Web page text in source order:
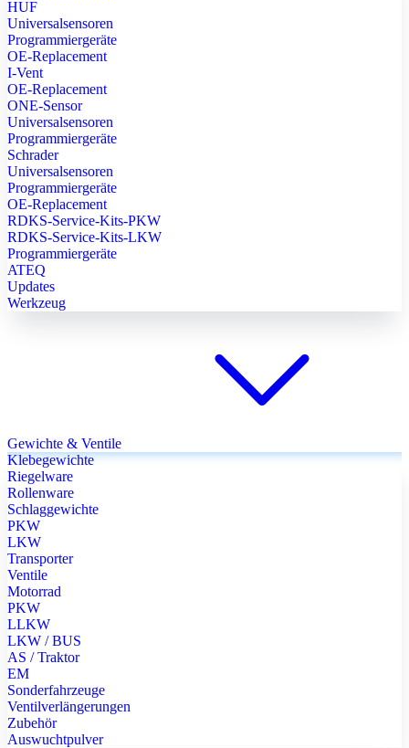
HUF
Universalsensoren
Programmiergeräte
OE-Replacement
I-Vent
OE-Replacement
ONE-Sensor
Universalsensoren
Programmiergeräte
Schrader
Universalsensoren
Programmiergeräte
OE-Replacement
RDKS-Service-Kits-PKW
RDKS-Service-Kits-LKW
Programmiergeräte
ATEQ
Updates
Werkzeug
Gewichte & Ventile
Klebegewichte
Riegelware
Rollenware
Schlaggewichte
PKW
LKW
Transporter
Ventile
Motorrad
PKW
LLKW
LKW / BUS
AS / Traktor
EM
Sonderfahrzeuge
Ventilverlängerungen
Zubehör
Auswuchtpulver